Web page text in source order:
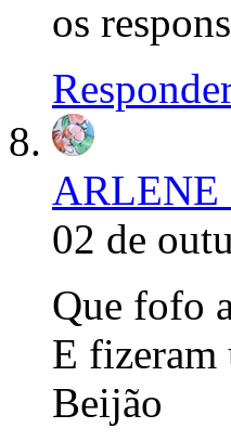
os
ARLENE
02 de
Que fofo
E fizeram
Beijão